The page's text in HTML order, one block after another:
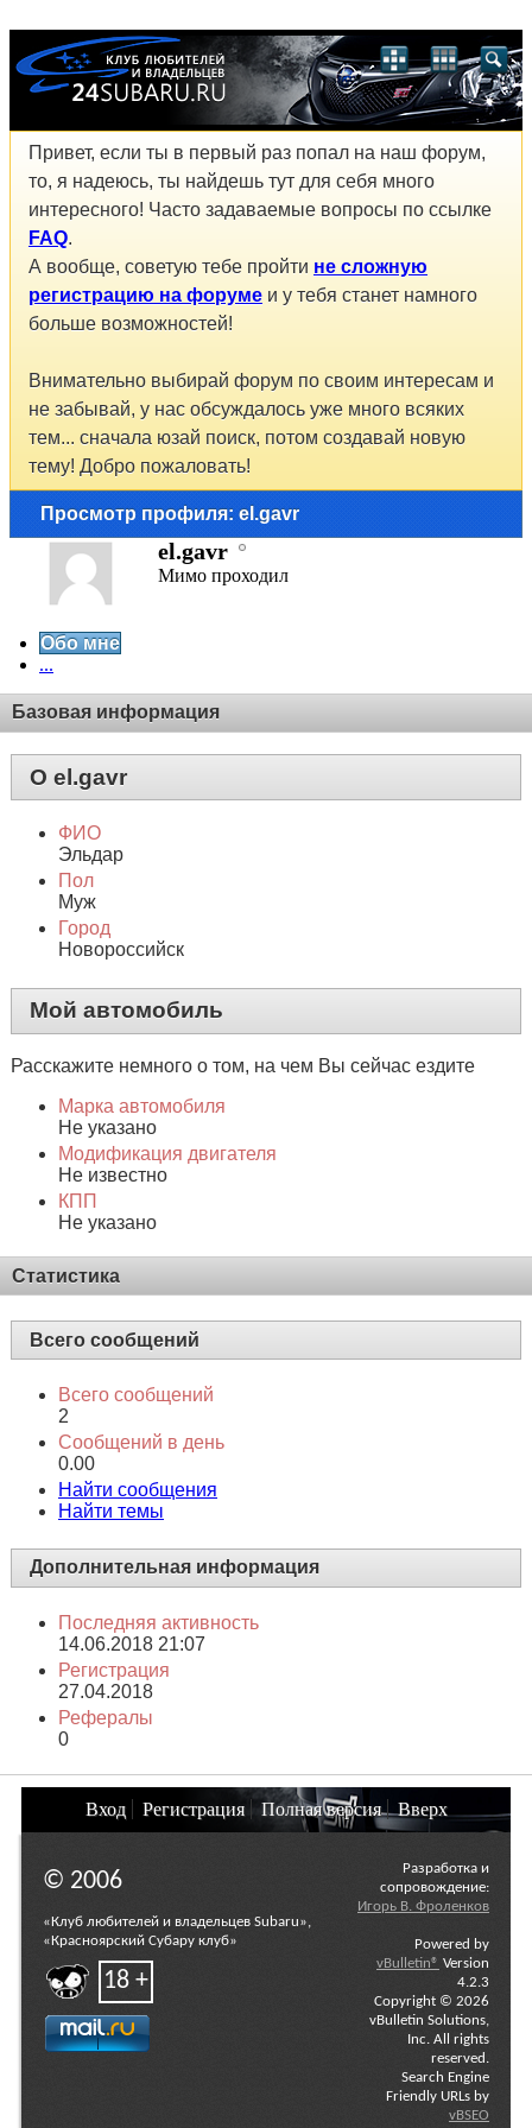
Привет, если ты в первый раз попал на наш форум,
то, я надеюсь, ты найдешь тут для себя много
интересного! Часто задаваемые вопросы по ссылке
FAQ.
А вообще, советую тебе пройти не сложную
регистрацию на форуме и у тебя станет намного
больше возможностей!
Внимательно выбирай форум по своим интересам и
не забывай, у нас обсуждалось уже много всяких
тем... сначала юзай поиск, потом создавай новую
тему! Добро пожаловать!
Просмотр профиля: el.gavr
el.gavr
Мимо проходил
Обо мне
...
Базовая информация
О el.gavr
ФИО
Эльдар
Пол
Муж
Город
Новороссийск
Мой автомобиль
Расскажите немного о том, на чем Вы сейчас ездите
Марка автомобиля
Не указано
Модификация двигателя
Не известно
КПП
Не указано
Статистика
Всего сообщений
Всего сообщений
2
Сообщений в день
0.00
Найти сообщения
Найти темы
Дополнительная информация
Последняя активность
14.06.2018 21:07
Регистрация
27.04.2018
Рефералы
0
Вход Регистрация Полная версия Вверх
© 2006
«Клуб любителей и владельцев Subaru»,
«Красноярский Субару клуб»
18 +
Разработка и
сопровождение:
Игорь В. Фроленков
Powered by
vBulletin® Version
4.2.3
Copyright © 2026
vBulletin Solutions,
Inc. All rights
reserved.
Search Engine
Friendly URLs by
vBSEO